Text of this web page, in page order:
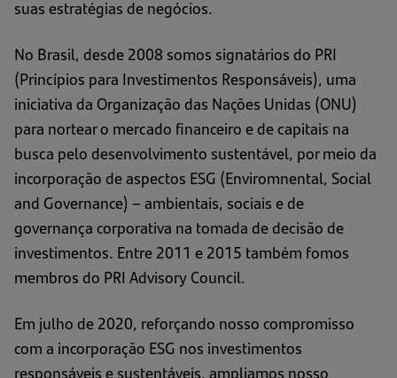
suas estratégias de negócios.
No Brasil, desde 2008 somos signatários do PRI
(Princípios para Investimentos Responsáveis), uma
iniciativa da Organização das Nações Unidas (ONU)
para nortear o mercado financeiro e de capitais na
busca pelo desenvolvimento sustentável, por meio da
incorporação de aspectos ESG (Enviromnental, Social
and Governance) – ambientais, sociais e de
governança corporativa na tomada de decisão de
investimentos. Entre 2011 e 2015 também fomos
membros do PRI Advisory Council.
Em julho de 2020, reforçando nosso compromisso
com a incorporação ESG nos investimentos
responsáveis e sustentáveis, ampliamos nosso